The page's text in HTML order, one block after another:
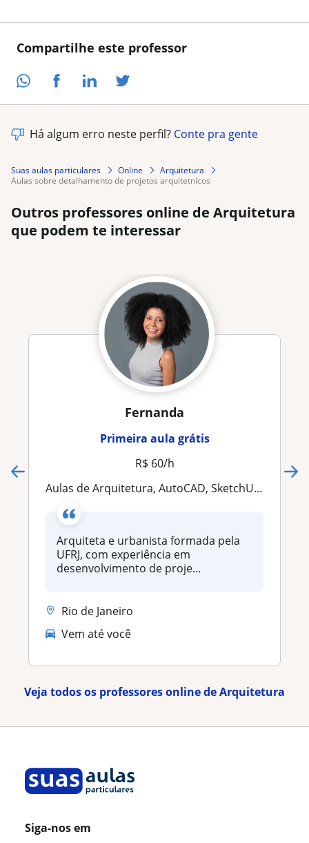
Compartilhe este professor
Há algum erro neste perfil? Conte pra gente
Suas aulas particulares Online
Arquitetura
aulas sobre detalhamento de projetos arquitetnicos
Outros professores online de Arquitetura
que podem te interessar
Fernanda
Primeira aula grátis
R$ 60/h
Aulas de Arquitetura, AutoCAD, SketchUp, Revit, e desenvolvimento de projetos acadêmicos, escrita e portfólio para editais
Arquiteta e urbanista formada pela
UFRJ, com experiência em
desenvolvimento de proje...
Rio de Janeiro
Vem até você
Veja todos os professores online de Arquitetura
Siga-nos em